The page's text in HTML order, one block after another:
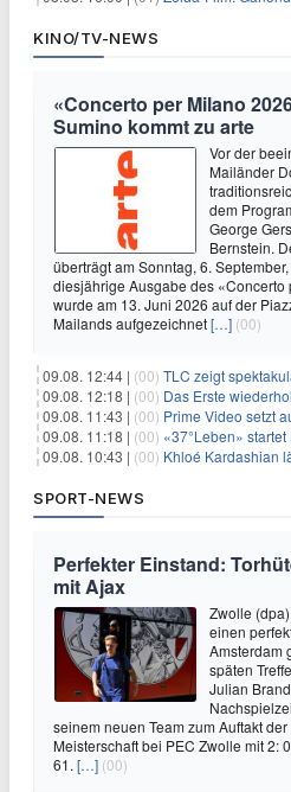
KINO/TV-NEWS
«Concerto per Milano
Sumino kommt zu arte
Vor der
Mailänder
dem
George
Bernstein.
überträgt am Sonntag, 6.
diesjährige Ausgabe des «Concerto
wurde am 13. Juni 2026 auf der
Mailands aufgezeichnet[…] (00)
09.08. 12:44 | (00) TLC zeigt spektakuläre
09.08. 12:18 | (00) Das Erste
09.08. 11:43 | (00) Prime Video setzt
09.08. 11:18 | (00) «37°Leben» startet
09.08. 10:43 | (00) Khloé Kardashian lädt zum
SPORT-NEWS
Perfekter Einstand:
mit Ajax
Zwolle
einen
Amsterdam
späten
Julian
seinem neuen Team zum Auftakt
Meisterschaft bei PEC Zwolle mit 2:
61. […] (00)